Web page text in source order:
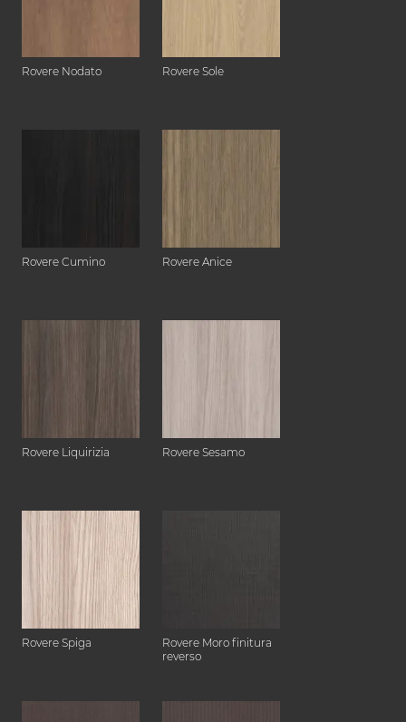
Rovere Nodato Rovere Sole
Rovere Cumino Rovere Anice
Rovere Liquirizia Rovere Sesamo
Rovere Spiga
Rovere Moro finitura
reverso